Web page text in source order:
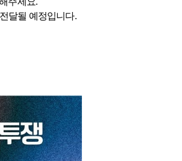
달될 예정입니다.